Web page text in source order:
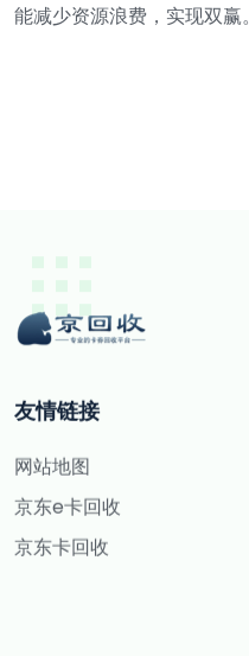
能减少资源浪费，实现双赢。
友情链接
网站地图
京东e卡回收
京东卡回收